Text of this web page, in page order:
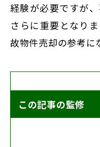
経験が必要ですが
さらに重要となり
故物件売却の参考に
この記事の監修